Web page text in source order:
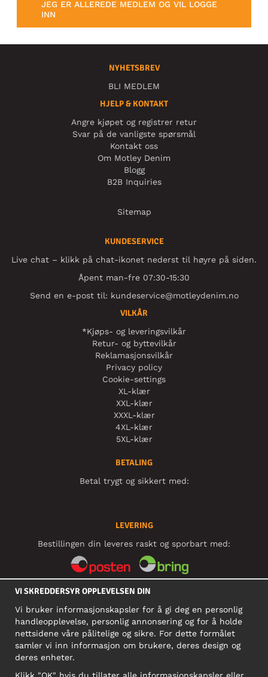
JEG ER ALLEREDE MEDLEM OG VIL LOGGE
INN
NYHETSBREV
BLI MEDLEM
HJELP & KONTAKT
Angre kjøpet og registrer retur
Svar på de vanligste spørsmål
Kontakt oss
Om Motley Denim
Blogg
B2B Inquiries
Sitemap
KUNDESERVICE
Live chat – klikk på chat-ikonet nederst til høyre på siden.
Åpent man-fre 07:30-15:30
Send en e-post til: kundeservice@motleydenim.no
VILKÅR
*Kjøps- og leveringsvilkår
Retur- og byttevilkår
Reklamasjonsvilkår
Privacy policy
Cookie-settings
XL-klær
XXL-klær
XXXL-klær
4XL-klær
5XL-klær
BETALING
Betal trygt og sikkert med:
LEVERING
Bestillingen din leveres raskt og sporbart med:
SOSIALE MEDIER
BEDRIFT
911 891 581 MVA
VI SKREDDERSYR OPPLEVELSEN DIN
Vi bruker informasjonskapsler for å gi deg en personlig
handleopplevelse, personlig annonsering og for å holde
nettsidene våre pålitelige og sikre. For dette formålet
samler vi inn informasjon om brukere, deres design og
deres enheter.